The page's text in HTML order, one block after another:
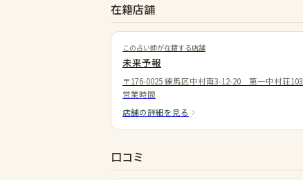
在籍店舗
この占い師が在籍する店舗
未来予報
〒176-0025 練馬区中村南3-12-20 第一中村荘103
営業時間
店舗の詳細を見る
口コミ